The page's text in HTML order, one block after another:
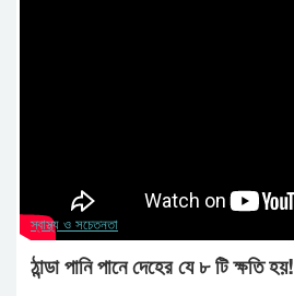
স্বাস্থ্য ও সচেতনতা
ঠান্ডা পানি পানে দেহের যে ৮ টি ক্ষতি হয়!